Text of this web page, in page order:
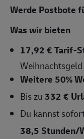
Werde Postbote
Was wir bieten
17,92 € Tarif-
Weihnachtsgeld
Weitere 50%
Bis zu332 €
Du kannst
38,5 Stunden/